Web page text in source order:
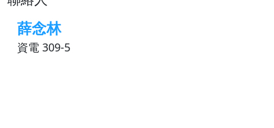
薛念林
資電 309-5